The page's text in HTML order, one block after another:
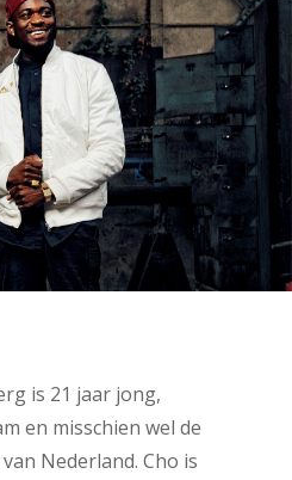
is 21 jaar jong,
en misschien wel de
Nederland. Cho is